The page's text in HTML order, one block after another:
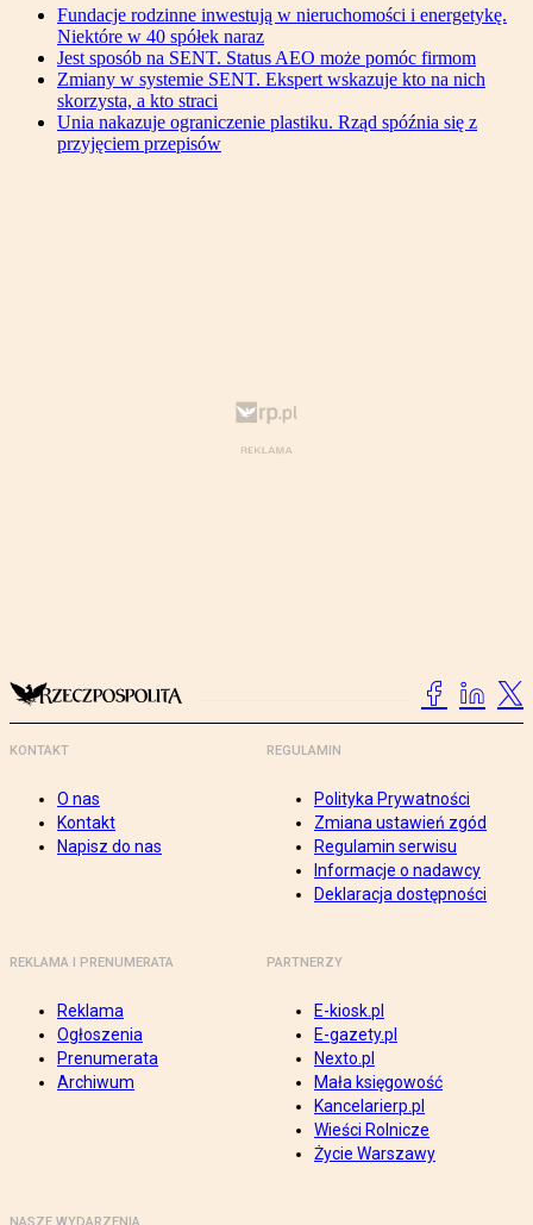
Fundacje rodzinne inwestują w nieruchomości i energetykę.
Niektóre w 40 spółek naraz
Jest sposób na SENT. Status AEO może pomóc firmom
Zmiany w systemie SENT. Ekspert wskazuje kto na nich
skorzysta, a kto straci
Unia nakazuje ograniczenie plastiku. Rząd spóźnia się z
przyjęciem przepisów
KONTAKT
O nas
Kontakt
Napisz do nas
REGULAMIN
Polityka Prywatności
Zmiana ustawień zgód
Regulamin serwisu
Informacje o nadawcy
Deklaracja dostępności
REKLAMA I PRENUMERATA
Reklama
Ogłoszenia
Prenumerata
Archiwum
PARTNERZY
E-kiosk.pl
E-gazety.pl
Nexto.pl
Mała księgowość
Kancelarierp.pl
Wieści Rolnicze
Życie Warszawy